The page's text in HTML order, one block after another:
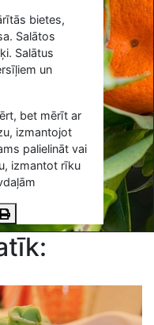
bietes,
Salātos
Salātus
un
bet mērīt ar
izmantojot
palielināt vai
izmantot rīku